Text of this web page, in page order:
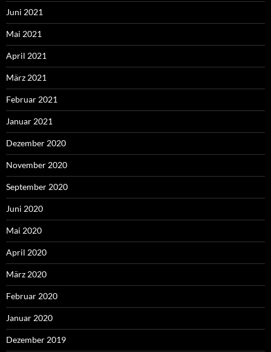
Juni 2021
Mai 2021
April 2021
März 2021
Februar 2021
Januar 2021
Dezember 2020
November 2020
September 2020
Juni 2020
Mai 2020
April 2020
März 2020
Februar 2020
Januar 2020
Dezember 2019